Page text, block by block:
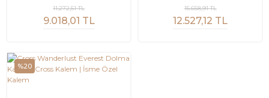
9.018,01 TL
11.272,51 TL
12.527,12 TL
15.658,91 TL
%20